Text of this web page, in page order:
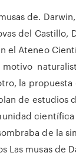
de.
del Castillo,
el Ateneo
la
de estudios
de la
Las musas de